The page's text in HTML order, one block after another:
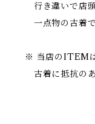
行き違いで店
一点物の古着
※ 当店のITEMは
古着に抵抗の